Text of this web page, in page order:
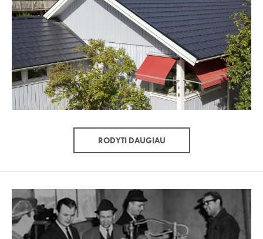
RODYTI DAUGIAU